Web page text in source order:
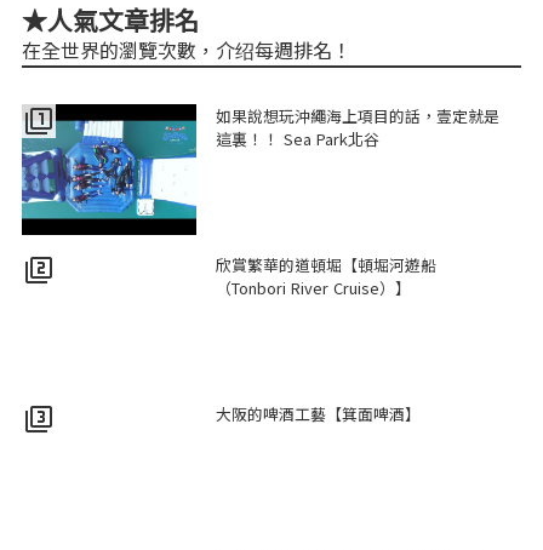
★人氣文章排名
在全世界的瀏覽次數，介绍每週排名！
filter_1
如果說想玩沖繩海上項目的話，壹定就是
這裏！！ Sea Park北谷
filter_2
欣賞繁華的道頓堀【頓堀河遊船
（Tonbori River Cruise）】
filter_3 大阪的啤酒工藝【箕面啤酒】